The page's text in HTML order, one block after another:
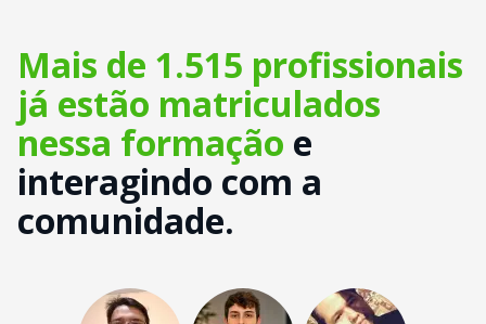
Mais de 1.515 profissionais
já estão matriculados
nessa formação e
interagindo com a
comunidade.